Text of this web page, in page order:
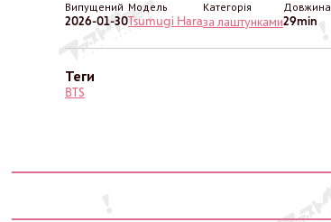
Випущений
2026-01-30
Модель
Tsumugi Hara
Категорія
за лаштунками
Довжина
29min
Теги
BTS